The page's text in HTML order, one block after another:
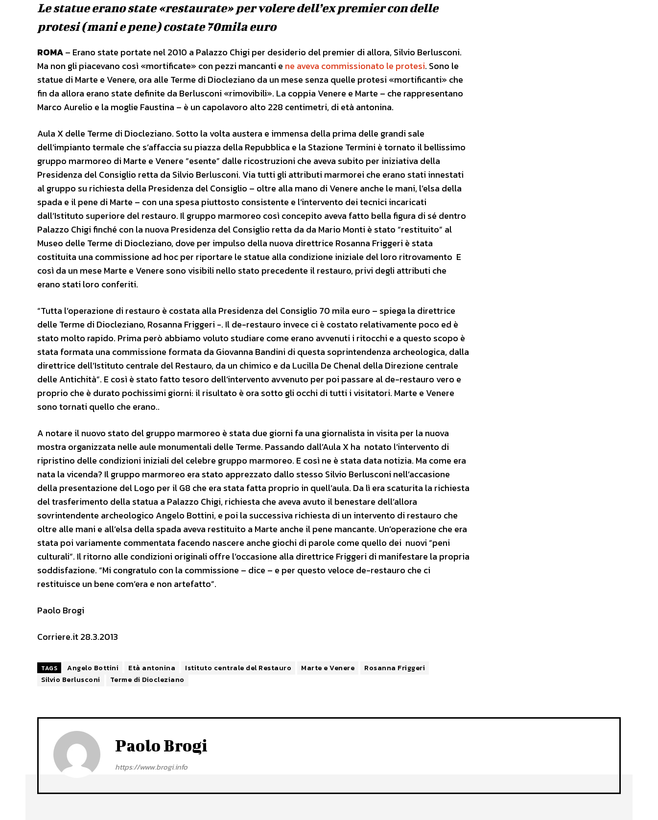
Le statue erano state «restaurate» per volere dell’ex premier con delle
protesi (mani e pene) costate 70mila euro
ROMA– Erano state portate nel 2010 a Palazzo Chigi per desiderio del premier di allora, Silvio Berlusconi.
Ma non gli piacevano così «mortificate» con pezzi mancanti e ne aveva commissionato le protesi. Sono le
statue di Marte e Venere, ora alle Terme di Diocleziano da un mese senza quelle protesi «mortificanti» che
fin da allora erano state definite da Berlusconi «rimovibili». La coppia Venere e Marte – che rappresentano
Marco Aurelio e la moglie Faustina – è un capolavoro alto 228 centimetri, di età antonina.
Aula X delle Terme di Diocleziano. Sotto la volta austera e immensa della prima delle grandi sale
dell’impianto termale che s’affaccia su piazza della Repubblica e la Stazione Termini è tornato il bellissimo
gruppo marmoreo di Marte e Venere “esente” dalle ricostruzioni che aveva subito per iniziativa della
Presidenza del Consiglio retta da Silvio Berlusconi. Via tutti gli attributi marmorei che erano stati innestati
al gruppo su richiesta della Presidenza del Consiglio – oltre alla mano di Venere anche le mani, l’elsa della
spada e il pene di Marte – con una spesa piuttosto consistente e l’intervento dei tecnici incaricati
dall’Istituto superiore del restauro. Il gruppo marmoreo così concepito aveva fatto bella figura di sé dentro
Palazzo Chigi finché con la nuova Presidenza del Consiglio retta da da Mario Monti è stato “restituito” al
Museo delle Terme di Diocleziano, dove per impulso della nuova direttrice Rosanna Friggeri è stata
costituita una commissione ad hoc per riportare le statue alla condizione iniziale del loro ritrovamento E
così da un mese Marte e Venere sono visibili nello stato precedente il restauro, privi degli attributi che
erano stati loro conferiti.
“Tutta l’operazione di restauro è costata alla Presidenza del Consiglio 70 mila euro – spiega la direttrice
delle Terme di Diocleziano, Rosanna Friggeri -. Il de-restauro invece ci è costato relativamente poco ed è
stato molto rapido. Prima però abbiamo voluto studiare come erano avvenuti i ritocchi e a questo scopo è
stata formata una commissione formata da Giovanna Bandini di questa soprintendenza archeologica, dalla
direttrice dell’Istituto centrale del Restauro, da un chimico e da Lucilla De Chenal della Direzione centrale
delle Antichità”. E così è stato fatto tesoro dell’intervento avvenuto per poi passare al de-restauro vero e
proprio che è durato pochissimi giorni: il risultato è ora sotto gli occhi di tutti i visitatori. Marte e Venere
sono tornati quello che erano..
A notare il nuovo stato del gruppo marmoreo è stata due giorni fa una giornalista in visita per la nuova
mostra organizzata nelle aule monumentali delle Terme. Passando dall’Aula X ha notato l’intervento di
ripristino delle condizioni iniziali del celebre gruppo marmoreo. E così ne è stata data notizia. Ma come era
nata la vicenda? Il gruppo marmoreo era stato apprezzato dallo stesso Silvio Berlusconi nell’accasione
della presentazione del Logo per il G8 che era stata fatta proprio in quell’aula. Da lì era scaturita la richiesta
del trasferimento della statua a Palazzo Chigi, richiesta che aveva avuto il benestare dell’allora
sovrintendente archeologico Angelo Bottini, e poi la successiva richiesta di un intervento di restauro che
oltre alle mani e all’elsa della spada aveva restituito a Marte anche il pene mancante. Un’operazione che era
stata poi variamente commentata facendo nascere anche giochi di parole come quello dei nuovi “peni
culturali”. Il ritorno alle condizioni originali offre l’occasione alla direttrice Friggeri di manifestare la propria
soddisfazione. “Mi congratulo con la commissione – dice – e per questo veloce de-restauro che ci
restituisce un bene com’era e non artefatto”.
Paolo Brogi
Corriere.it 28.3.2013
TAGS Angelo Bottini Età antonina Istituto centrale del Restauro Marte e Venere
Rosanna Friggeri
Silvio Berlusconi
Terme di Diocleziano
Paolo Brogi
https://www.brogi.info